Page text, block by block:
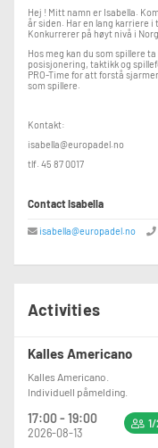
Hej ! Mitt namn er Isabella.
år siden. Har en lang karriere
Konkurrerer på høyt nivå i
Hos meg kan du som spillere
posisjonering, taktikk og
PRO-Time for att forstå
som spillere.
Kontakt:
isabella@europadel.no
tlf. 45 87 0017
Contact Isabella
isabella@europadel.no
Activities
Kalles Americano
Kalles Americano.
Individuell påmelding.
17:00 - 19:00
2026-08-13